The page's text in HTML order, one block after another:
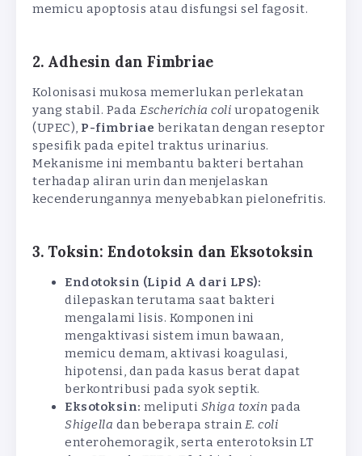
memicu apoptosis atau disfungsi sel fagosit.
2. Adhesin dan Fimbriae
Kolonisasi mukosa memerlukan perlekatan
yang stabil. Pada Escherichia coli uropatogenik
(UPEC), P-fimbriae berikatan dengan reseptor
spesifik pada epitel traktus urinarius.
Mekanisme ini membantu bakteri bertahan
terhadap aliran urin dan menjelaskan
kecenderungannya menyebabkan pielonefritis.
3. Toksin: Endotoksin dan Eksotoksin
Endotoksin (Lipid A dari LPS):
dilepaskan terutama saat bakteri
mengalami lisis. Komponen ini
mengaktivasi sistem imun bawaan,
memicu demam, aktivasi koagulasi,
hipotensi, dan pada kasus berat dapat
berkontribusi pada syok septik.
Eksotoksin: meliputi Shiga toxin pada
Shigella dan beberapa strainE. coli
enterohemoragik, serta enterotoksin LT